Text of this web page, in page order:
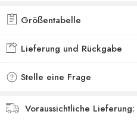
Zur Wunschliste
Größentabelle
Lieferung und Rückgabe
Stelle eine Frage
Voraussichtliche Lieferung: